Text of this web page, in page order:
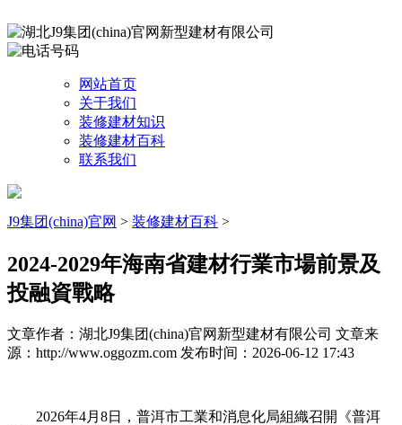
网站首页
关于我们
装修建材知识
装修建材百科
联系我们
J9集团(china)官网 > 装修建材百科 >
2024-2029年海南省建材行業市場前景及
投融資戰略
文章作者：湖北J9集团(china)官网新型建材有限公司 文章来
源：http://www.oggozm.com 发布时间：2026-06-12 17:43
2026年4月8日，普洱市工業和消息化局組織召開《普洱